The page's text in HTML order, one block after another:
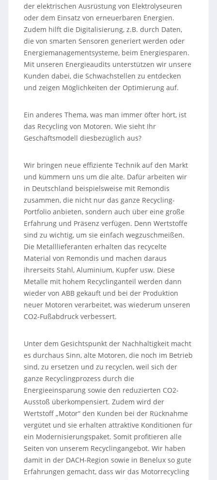
der elektrischen Ausrüstung von Elektrolyseuren
oder dem Einsatz von erneuerbaren Energien.
Zudem hilft die Digitalisierung, z.B. durch Daten,
die von smarten Sensoren generiert werden oder
Energiemanagementsysteme, beim Energiesparen.
Mit unseren Energieaudits unterstützen wir unsere
Kunden dabei, die Schwachstellen zu entdecken
und zeigen Möglichkeiten der Optimierung auf.
Ein anderes Thema, was man immer öfter hört, ist
das Recycling von Motoren. Wie sieht Ihr
Geschäftsmodell diesbezüglich aus?
Wir bringen neue effiziente Technik auf den Markt
und kümmern uns um die alte. Dafür arbeiten wir
in Deutschland beispielsweise mit Remondis
zusammen, die nicht nur das ganze Recycling-
Portfolio anbieten, sondern auch über eine große
Erfahrung und Präsenz verfügen. Denn Wertstoffe
sind zu wichtig, um sie einfach wegzuschmeißen.
Die Metalllieferanten erhalten das recycelte
Material von Remondis und machen daraus
ihrerseits Stahl, Aluminium, Kupfer usw. Diese
Metalle mit hohem Recyclinganteil werden dann
wieder von ABB gekauft und bei der Produktion
neuer Motoren verarbeitet, was wiederum unseren
CO2-Fußabdruck verbessert.
Unter dem Gesichtspunkt der Nachhaltigkeit macht
es durchaus Sinn, alte Motoren, die noch im Betrieb
sind, zu ersetzen und zu recyclen, weil sich der
ganze Recyclingprozess durch die
Energieeinsparung sowie den reduzierten CO2-
Ausstoß überkompensiert. Zudem wird der
Wertstoff „Motor“ den Kunden bei der Rücknahme
vergütet und sie erhalten attraktive Konditionen für
ein Modernisierungspaket. Somit profitieren alle
Seiten von unserem Recyclingangebot. Wir haben
damit in der DACH-Region sowie in Benelux so gute
Erfahrungen gemacht, dass wir das Motorrecycling